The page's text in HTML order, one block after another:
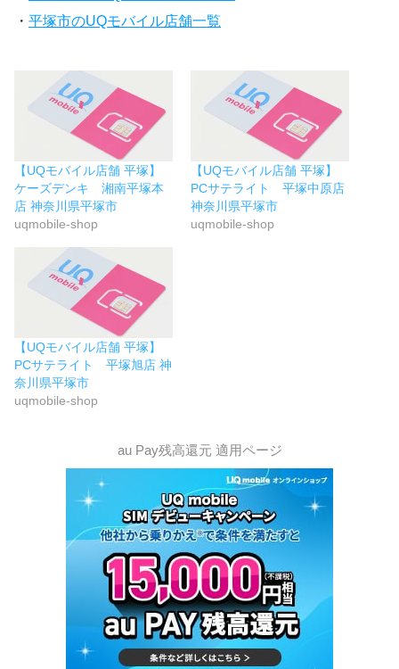
・ 平塚市のUQモバイル店舗一覧
【UQモバイル店舗 平塚】
ケーズデンキ 湘南平塚本
店 神奈川県平塚市
uqmobile-shop
【UQモバイル店舗 平塚】
PCサテライト 平塚中原店
神奈川県平塚市
uqmobile-shop
【UQモバイル店舗 平塚】
PCサテライト 平塚旭店 神
奈川県平塚市
uqmobile-shop
au Pay残高還元 適用ページ